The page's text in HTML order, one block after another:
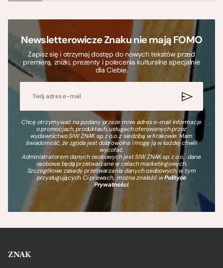
Newsletterowicze Znaku nie mają FOMO
Zapisz się i otrzymaj dostęp do nowych tekstów przed
premierą, zniżki, prezenty i polecenia kulturalne specjalnie
dla Ciebie.
Chcę otrzymywać na podany przeze mnie adres e-mail informacje
o promocjach, produktach, usługach oferowanych przez
wydawnictwo SIW ZNAK sp. z o.o. z siedzibą w Krakowie. Mam
świadomość, że zgoda jest dobrowolna i mogę ją w każdej chwili
wycofać.
Administratorem danych osobowych jest SIW ZNAK sp. z o.o., dane
osobowe będą przetwarzane w celach marketingowych.
Szczegółowe zasady przetwarzania danych osobowych, w tym
przysługujących Ci prawach, można znaleźć wPolityce
Prywatności.
ZNAK